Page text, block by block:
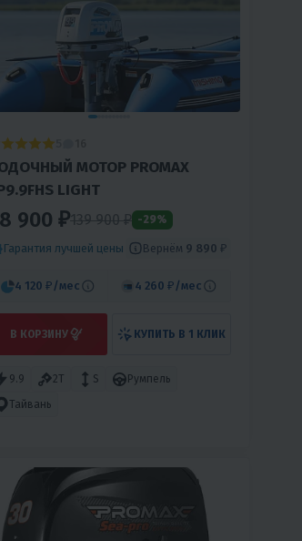
МОТОР PROMAX
LIGHT
900 ₽139 900 ₽ -29%
Гарантия лучшей цены Вернём 9 890 ₽
4 120 ₽ /мес 4 260 ₽ /мес
В КОРЗИНУ КУПИТЬ В 1 КЛИК
9.9 2T S
Румпель
Тайвань